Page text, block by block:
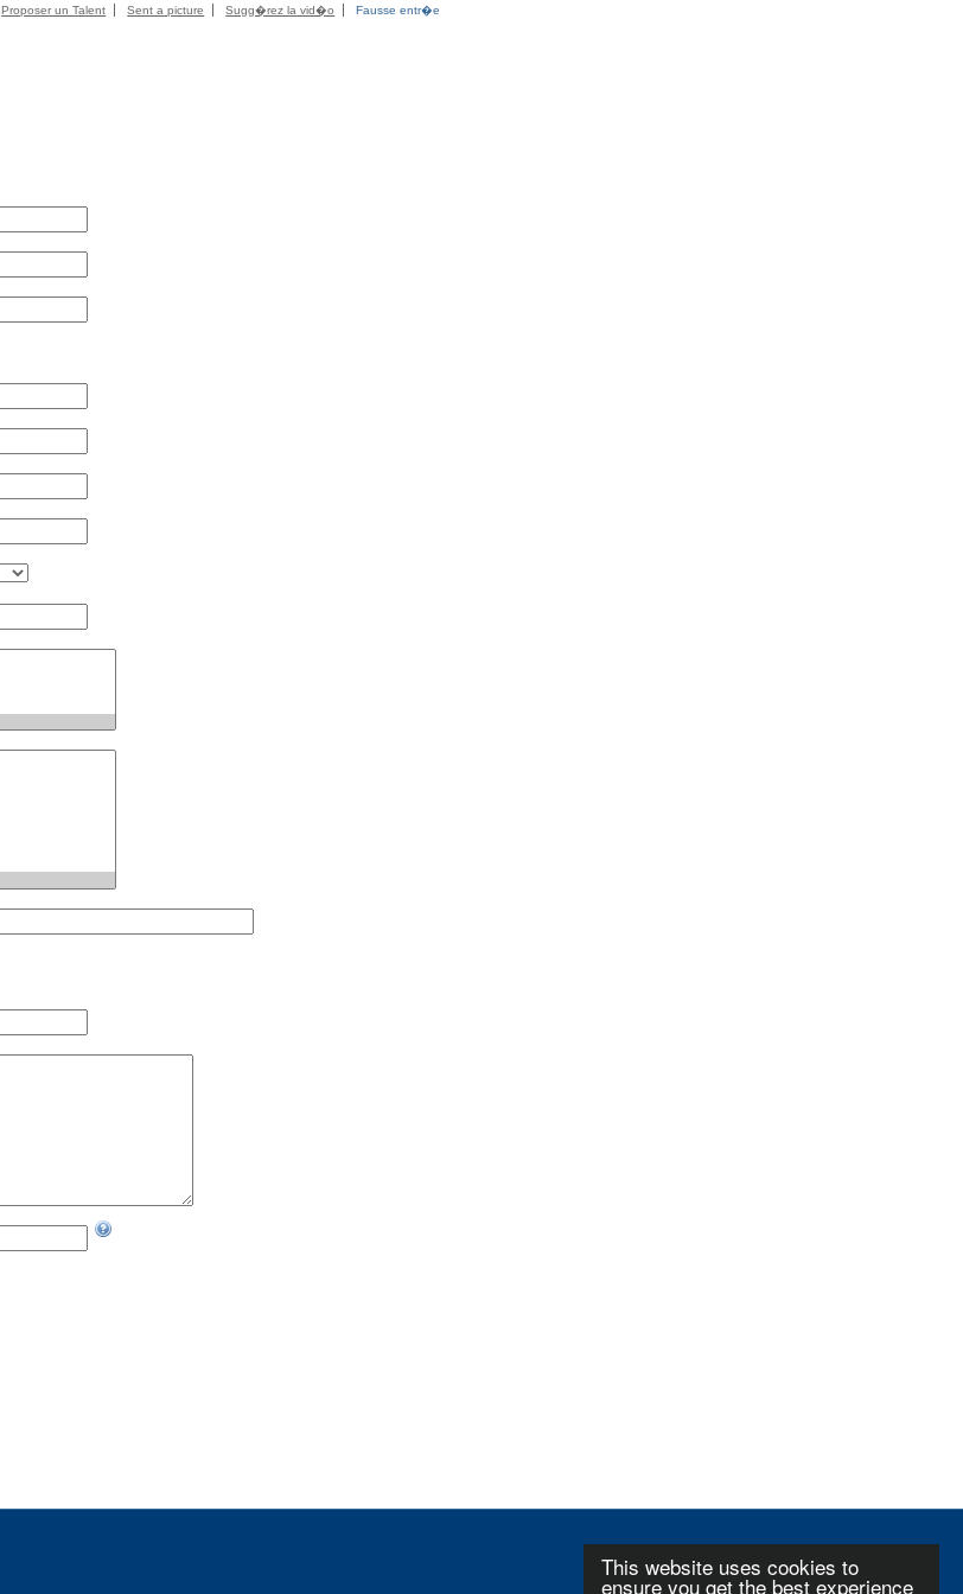
This website uses cookies to
ensure you get the best experience
Proposer un Talent Sent a picture Sugg�rez la vid�o
Fausse entr�e